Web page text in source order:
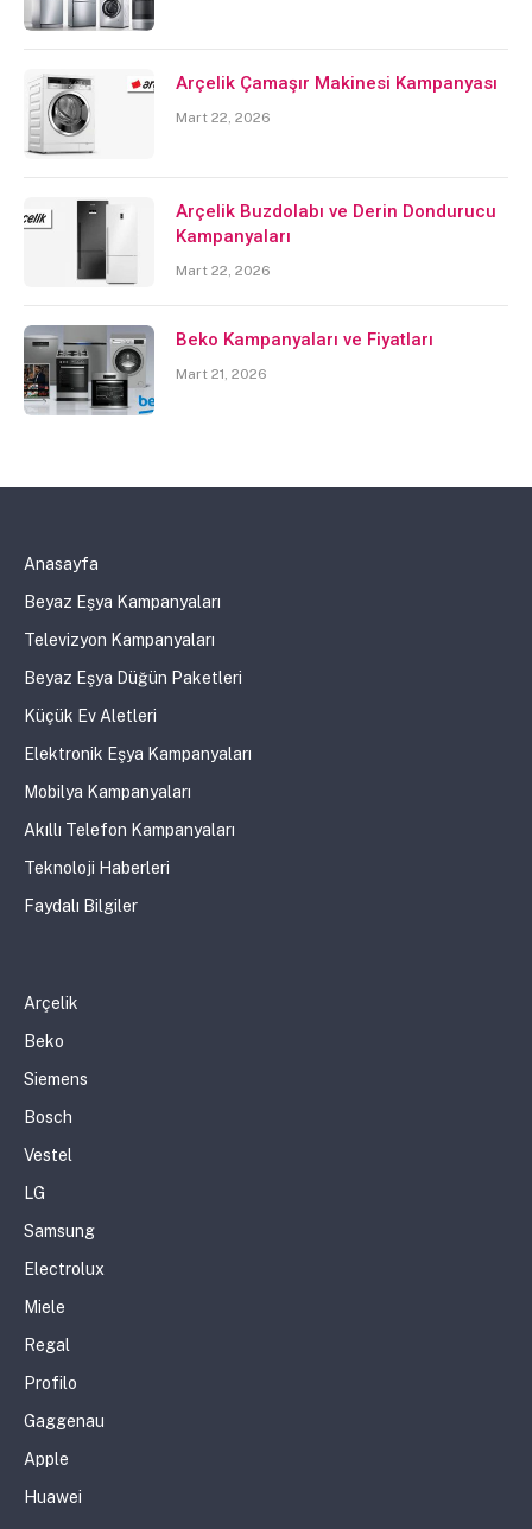
Arçelik Çamaşır Makinesi Kampanyası
Mart 22, 2026
Arçelik Buzdolabı ve Derin Dondurucu
Kampanyaları
Mart 22, 2026
Beko Kampanyaları ve Fiyatları
Mart 21, 2026
Anasayfa
Beyaz Eşya Kampanyaları
Televizyon Kampanyaları
Beyaz Eşya Düğün Paketleri
Küçük Ev Aletleri
Elektronik Eşya Kampanyaları
Mobilya Kampanyaları
Akıllı Telefon Kampanyaları
Teknoloji Haberleri
Faydalı Bilgiler
Arçelik
Beko
Siemens
Bosch
Vestel
LG
Samsung
Electrolux
Miele
Regal
Profilo
Gaggenau
Apple
Huawei